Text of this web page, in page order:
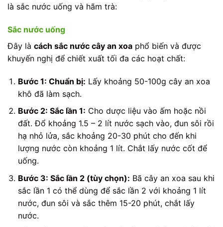
là sắc nước uống và hãm trà:
Sắc nước uống
Đây là cách sắc nước cây an xoa phổ biến và được
khuyến nghị để chiết xuất tối đa các hoạt chất:
Bước 1: Chuẩn bị: Lấy khoảng 50-100g cây an xoa
khô đã làm sạch.
Bước 2: Sắc lần 1: Cho dược liệu vào ấm hoặc nồi
đất. Đổ khoảng 1.5 – 2 lít nước sạch vào, đun sôi rồi
hạ nhỏ lửa, sắc khoảng 20-30 phút cho đến khi
lượng nước còn khoảng 1 lít. Chắt lấy nước cốt để
uống.
Bước 3: Sắc lần 2 (tùy chọn): Bã cây an xoa sau khi
sắc lần 1 có thể dùng để sắc lần 2 với khoảng 1 lít
nước, đun sôi và sắc thêm 15-20 phút, chắt lấy
nước.